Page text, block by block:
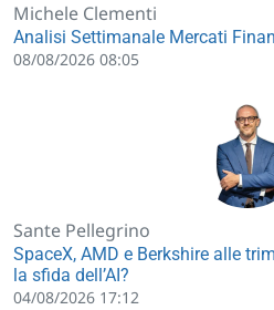
Michele Clementi
Analisi Settimanale Mercati
08/08/2026 08:05
Sante Pellegrino
SpaceX, AMD e Berkshire alle
la sfida dell’AI?
04/08/2026 17:12